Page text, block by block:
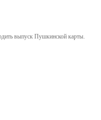
выпуск Пушкинской карты.